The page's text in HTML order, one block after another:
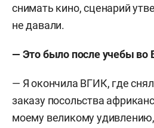
снимать кино, сценарий
не давали.
— Это было после учебы во
— Я окончила ВГИК, где
заказу посольства
моему великому удивлению,